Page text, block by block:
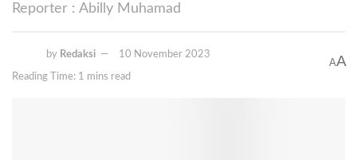
Reporter : Abilly Muhamad
by Redaksi 10 November 2023
Reading Time: 1 mins read
AA